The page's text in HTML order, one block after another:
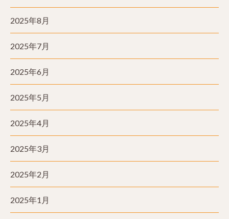
2025年8月
2025年7月
2025年6月
2025年5月
2025年4月
2025年3月
2025年2月
2025年1月